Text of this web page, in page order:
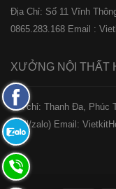
Địa Chỉ: Số 11 Vĩnh
0865.283.168 Email :
XƯỞNG NỘI THẤT
️Địa chỉ: Thanh Đa, Phúc
(Call/zalo) Email:
Fanpage
Facebook
Zalo:
0865.283.168
Hotline: